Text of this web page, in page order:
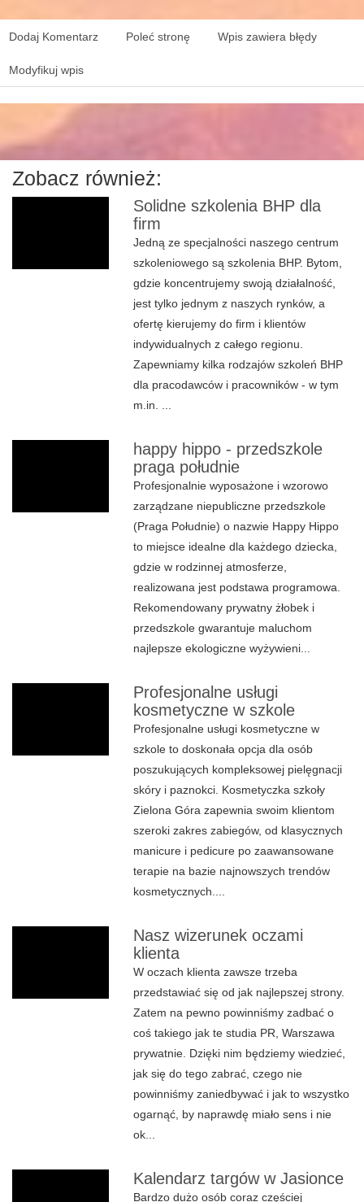
Dodaj Komentarz Poleć stronę Wpis zawiera błędy
Modyfikuj wpis
Zobacz również:
Solidne szkolenia BHP dla
firm
Jedną ze specjalności naszego centrum
szkoleniowego są szkolenia BHP. Bytom,
gdzie koncentrujemy swoją działalność,
jest tylko jednym z naszych rynków, a
ofertę kierujemy do firm i klientów
indywidualnych z całego regionu.
Zapewniamy kilka rodzajów szkoleń BHP
dla pracodawców i pracowników - w tym
m.in. ...
happy hippo - przedszkole
praga południe
Profesjonalnie wyposażone i wzorowo
zarządzane niepubliczne przedszkole
(Praga Południe) o nazwie Happy Hippo
to miejsce idealne dla każdego dziecka,
gdzie w rodzinnej atmosferze,
realizowana jest podstawa programowa.
Rekomendowany prywatny żłobek i
przedszkole gwarantuje maluchom
najlepsze ekologiczne wyżywieni...
Profesjonalne usługi
kosmetyczne w szkole
Profesjonalne usługi kosmetyczne w
szkole to doskonała opcja dla osób
poszukujących kompleksowej pielęgnacji
skóry i paznokci. Kosmetyczka szkoły
Zielona Góra zapewnia swoim klientom
szeroki zakres zabiegów, od klasycznych
manicure i pedicure po zaawansowane
terapie na bazie najnowszych trendów
kosmetycznych....
Nasz wizerunek oczami
klienta
W oczach klienta zawsze trzeba
przedstawiać się od jak najlepszej strony.
Zatem na pewno powinniśmy zadbać o
coś takiego jak te studia PR, Warszawa
prywatnie. Dzięki nim będziemy wiedzieć,
jak się do tego zabrać, czego nie
powinniśmy zaniedbywać i jak to wszystko
ogarnąć, by naprawdę miało sens i nie
ok...
Kalendarz targów w Jasionce
Bardzo dużo osób coraz częściej